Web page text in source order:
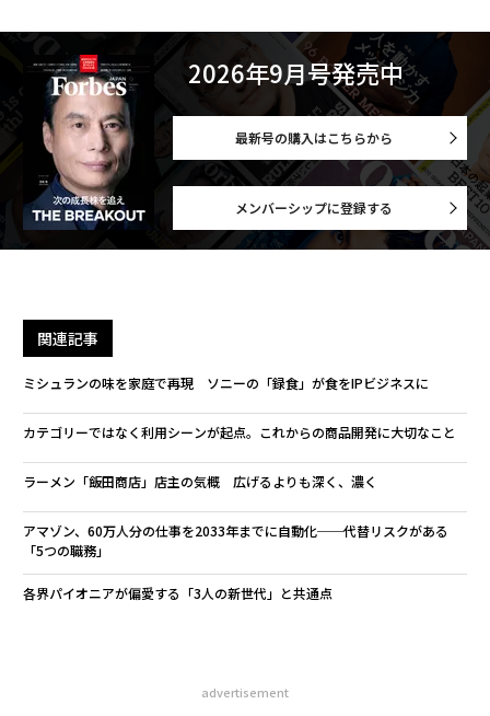
2026年9月号発売中
最新号の購入はこちらから
メンバーシップに登録する
関連記事
ミシュランの味を家庭で再現 ソニーの「録食」が食をIPビジネスに
カテゴリーではなく利用シーンが起点。これからの商品開発に大切なこと
ラーメン「飯田商店」店主の気概 広げるよりも深く、濃く
アマゾン、60万人分の仕事を2033年までに自動化──代替リスクがある
「5つの職務」
各界パイオニアが偏愛する「3人の新世代」と共通点
advertisement